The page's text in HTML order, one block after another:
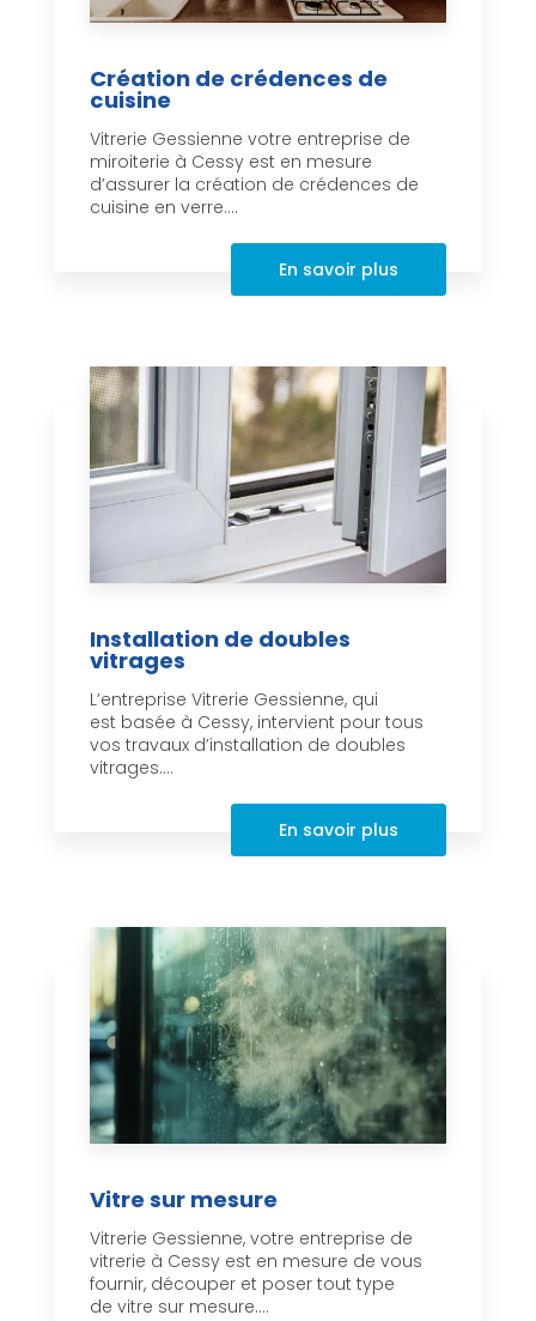
Création de crédences de
cuisine
Vitrerie Gessienne votre entreprise de
miroiterie à Cessy est en mesure
d’assurer la création de crédences de
cuisine en verre....
En savoir plus
Installation de doubles
vitrages
L’entreprise Vitrerie Gessienne, qui
est basée à Cessy, intervient pour tous
vos travaux d’installation de doubles
vitrages....
En savoir plus
Vitre sur mesure
Vitrerie Gessienne, votre entreprise de
vitrerie à Cessy est en mesure de vous
fournir, découper et poser tout type
de vitre sur mesure....